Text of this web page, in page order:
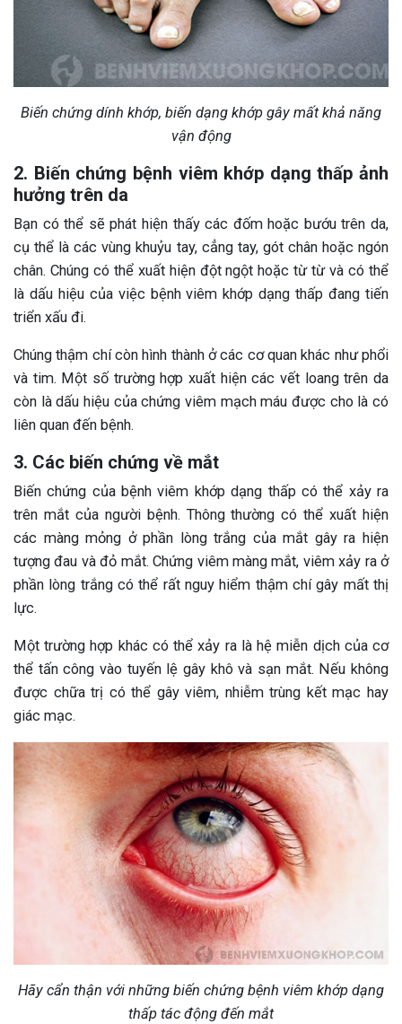
Biến chứng dính khớp, biến dạng khớp gây mất khả năng
vận động
2. Biến chứng bệnh viêm khớp dạng thấp ảnh
hưởng trên da
Bạn có thể sẽ phát hiện thấy các đốm hoặc bướu trên da,
cụ thể là các vùng khuỷu tay, cẳng tay, gót chân hoặc ngón
chân. Chúng có thể xuất hiện đột ngột hoặc từ từ và có thể
là dấu hiệu của việc bệnh viêm khớp dạng thấp đang tiến
triển xấu đi.
Chúng thậm chí còn hình thành ở các cơ quan khác như phổi
và tim. Một số trường hợp xuất hiện các vết loang trên da
còn là dấu hiệu của chứng viêm mạch máu được cho là có
liên quan đến bệnh.
3. Các biến chứng về mắt
Biến chứng của bệnh viêm khớp dạng thấp có thể xảy ra
trên mắt của người bệnh. Thông thường có thể xuất hiện
các màng mỏng ở phần lòng trắng của mắt gây ra hiện
tượng đau và đỏ mắt. Chứng viêm màng mắt, viêm xảy ra ở
phần lòng trắng có thể rất nguy hiểm thậm chí gây mất thị
lực.
Một trường hợp khác có thể xảy ra là hệ miễn dịch của cơ
thể tấn công vào tuyến lệ gây khô và sạn mắt. Nếu không
được chữa trị có thể gây viêm, nhiễm trùng kết mạc hay
giác mạc.
Hãy cẩn thận với những biến chứng bệnh viêm khớp dạng
thấp tác động đến mắt